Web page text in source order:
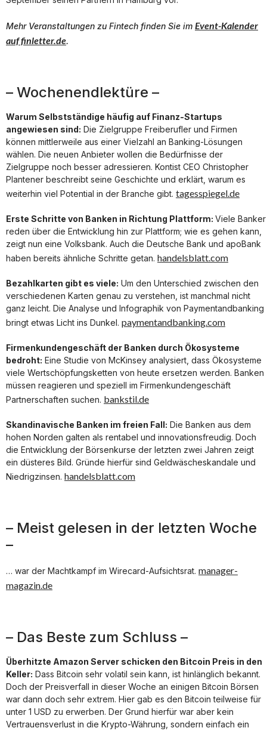
Mehr Veranstaltungen zu Fintech finden Sie im Event-Kalender
auf finletter.de.
– Wochenendlektüre –
Warum Selbstständige häufig auf Finanz-Startups
angewiesen sind: Die Zielgruppe Freiberufler und Firmen
können mittlerweile aus einer Vielzahl an Banking-Lösungen
wählen. Die neuen Anbieter wollen die Bedürfnisse der
Zielgruppe noch besser adressieren. Kontist CEO Christopher
Plantener beschreibt seine Geschichte und erklärt, warum es
weiterhin viel Potential in der Branche gibt. tagesspiegel.de
Erste Schritte von Banken in Richtung Plattform: Viele Banker
reden über die Entwicklung hin zur Plattform; wie es gehen kann,
zeigt nun eine Volksbank. Auch die Deutsche Bank und apoBank
haben bereits ähnliche Schritte getan. handelsblatt.com
Bezahlkarten gibt es viele: Um den Unterschied zwischen den
verschiedenen Karten genau zu verstehen, ist manchmal nicht
ganz leicht. Die Analyse und Infographik von Paymentandbanking
bringt etwas Licht ins Dunkel. paymentandbanking.com
Firmenkundengeschäft der Banken durch Ökosysteme
bedroht: Eine Studie von McKinsey analysiert, dass Ökosysteme
viele Wertschöpfungsketten von heute ersetzen werden. Banken
müssen reagieren und speziell im Firmenkundengeschäft
Partnerschaften suchen. bankstil.de
Skandinavische Banken im freien Fall: Die Banken aus dem
hohen Norden galten als rentabel und innovationsfreudig. Doch
die Entwicklung der Börsenkurse der letzten zwei Jahren zeigt
ein düsteres Bild. Gründe hierfür sind Geldwäscheskandale und
Niedrigzinsen. handelsblatt.com
– Meist gelesen in der letzten Woche
–
… war der Machtkampf im Wirecard-Aufsichtsrat. manager-
magazin.de
– Das Beste zum Schluss –
Überhitzte Amazon Server schicken den Bitcoin Preis in den
Keller: Dass Bitcoin sehr volatil sein kann, ist hinlänglich bekannt.
Doch der Preisverfall in dieser Woche an einigen Bitcoin Börsen
war dann doch sehr extrem. Hier gab es den Bitcoin teilweise für
unter 1 USD zu erwerben. Der Grund hierfür war aber kein
Vertrauensverlust in die Krypto-Währung, sondern einfach ein